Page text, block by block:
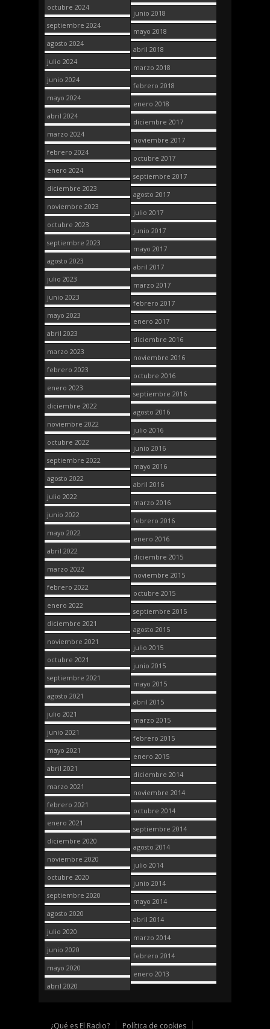
octubre 2024
septiembre 2024
agosto 2024
julio 2024
junio 2024
mayo 2024
abril 2024
marzo 2024
febrero 2024
enero 2024
diciembre 2023
noviembre 2023
octubre 2023
septiembre 2023
agosto 2023
julio 2023
junio 2023
mayo 2023
abril 2023
marzo 2023
febrero 2023
enero 2023
diciembre 2022
noviembre 2022
octubre 2022
septiembre 2022
agosto 2022
julio 2022
junio 2022
mayo 2022
abril 2022
marzo 2022
febrero 2022
enero 2022
diciembre 2021
noviembre 2021
octubre 2021
septiembre 2021
agosto 2021
julio 2021
junio 2021
mayo 2021
abril 2021
marzo 2021
febrero 2021
enero 2021
diciembre 2020
noviembre 2020
octubre 2020
septiembre 2020
agosto 2020
julio 2020
junio 2020
mayo 2020
abril 2020
junio 2018
mayo 2018
abril 2018
marzo 2018
febrero 2018
enero 2018
diciembre 2017
noviembre 2017
octubre 2017
septiembre 2017
agosto 2017
julio 2017
junio 2017
mayo 2017
abril 2017
marzo 2017
febrero 2017
enero 2017
diciembre 2016
noviembre 2016
octubre 2016
septiembre 2016
agosto 2016
julio 2016
junio 2016
mayo 2016
abril 2016
marzo 2016
febrero 2016
enero 2016
diciembre 2015
noviembre 2015
octubre 2015
septiembre 2015
agosto 2015
julio 2015
junio 2015
mayo 2015
abril 2015
marzo 2015
febrero 2015
enero 2015
diciembre 2014
noviembre 2014
octubre 2014
septiembre 2014
agosto 2014
julio 2014
junio 2014
mayo 2014
abril 2014
marzo 2014
febrero 2014
enero 2013
¿Qué es El Radio? Política de cookies